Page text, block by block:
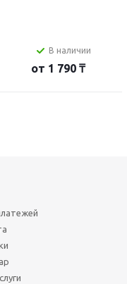
В наличии
от 1 790 ₸